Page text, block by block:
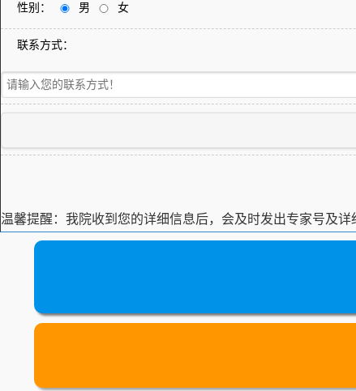
性别： 男 女
联系方式：
温馨提醒： 我院收到您的详细信息后，会及时发出专家号及详